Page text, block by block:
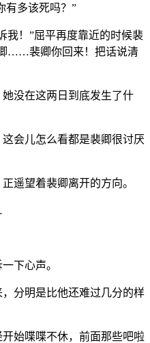
有多该死吗？”
我！”屈平再度靠近的时候裴
……裴卿你回来！把话说清
没在这两日到底发生了什
会儿怎么看都是裴卿很讨厌
遥望着裴卿离开的方向。
下心声。
分明是比他还难过几分的样
始喋喋不休，前面那些吧啦